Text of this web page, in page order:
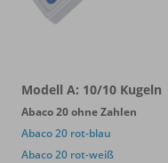
Modell A: 10/10 Kugeln
Abaco 20 ohne Zahlen
Abaco 20 rot-blau
Abaco 20 rot-weiß